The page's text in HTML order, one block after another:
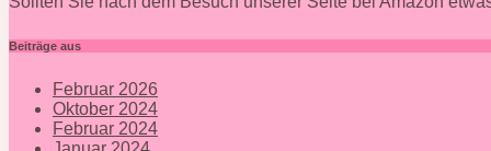
Beiträge aus
Februar 2026
Oktober 2024
Februar 2024